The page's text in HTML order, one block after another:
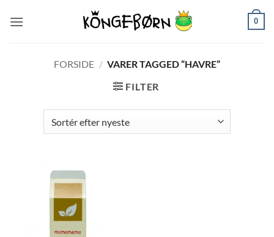
0
FORSIDE / VARER TAGGED “HAVRE”
FILTER